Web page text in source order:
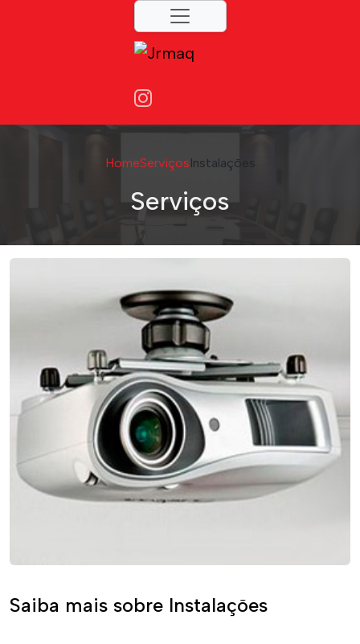
HomeServiçosInstalações
Serviços
Saiba mais sobre Instalações